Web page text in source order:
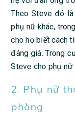
Theo Steve đó
phụ nữ khác,
cho họ biết cách
đáng giá. Trong
Steve cho phụ nữ
2. Phụ nữ
phòng